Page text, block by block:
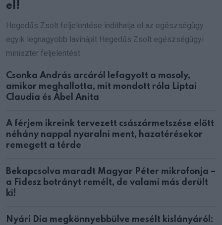
el!
Hegedűs Zsolt feljelentése indíthatja el az egészségügy
egyik legnagyobb lavináját Hegedűs Zsolt egészségügyi
miniszter feljelentést
Csonka András arcáról lefagyott a mosoly,
amikor meghallotta, mit mondott róla Liptai
Claudia és Ábel Anita
A férjem ikreink tervezett császármetszése előtt
néhány nappal nyaralni ment, hazatérésekor
remegett a térde
Bekapcsolva maradt Magyar Péter mikrofonja –
a Fidesz botrányt remélt, de valami más derült
ki!
Nyári Dia megkönnyebbülve mesélt kislányáról: